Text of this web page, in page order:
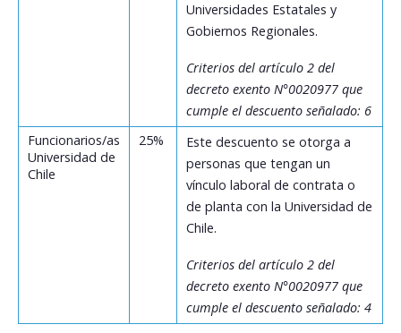
Universidades Estatales y
Gobiernos Regionales.
Criterios del artículo 2 del
decreto exento N°0020977 que
cumple el descuento señalado: 6
Funcionarios/as
Universidad de
Chile
25%
Este descuento se otorga a
personas que tengan un
vínculo laboral de contrata o
de planta con la Universidad de
Chile.
Criterios del artículo 2 del
decreto exento N°0020977 que
cumple el descuento señalado: 4